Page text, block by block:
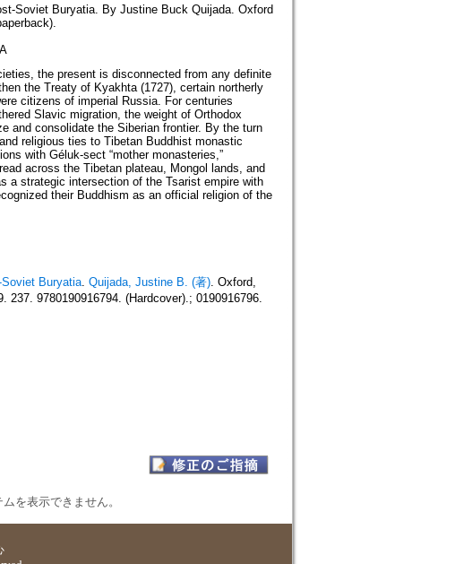
Soviet Buryatia. By Justine Buck Quijada. Oxford
the present is disconnected from any definite
the Treaty of Kyakhta (1727), certain northerly
citizens of imperial Russia. For centuries
Slavic migration, the weight of Orthodox
and consolidate the Siberian frontier. By the turn
religious ties to Tibetan Buddhist monastic
with Géluk-sect “mother monasteries,”
across the Tibetan plateau, Mongol lands, and
a strategic intersection of the Tsarist empire with
their Buddhism as an official religion of the
Buryatia. Quijada, Justine B. (著). Oxford,
9780190916794. (Hardcover).; 0190916796.
を表示できません。